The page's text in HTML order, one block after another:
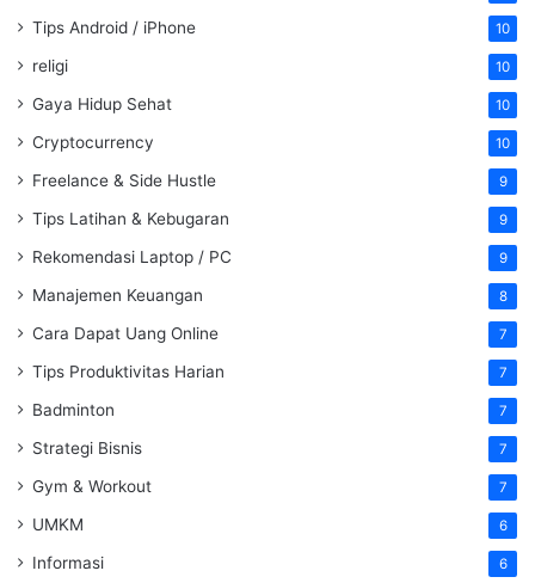
Tips Android / iPhone 10
religi 10
Gaya Hidup Sehat 10
Cryptocurrency 10
Freelance & Side Hustle 9
Tips Latihan & Kebugaran 9
Rekomendasi Laptop / PC 9
Manajemen Keuangan 8
Cara Dapat Uang Online 7
Tips Produktivitas Harian 7
Badminton 7
Strategi Bisnis 7
Gym & Workout 7
UMKM 6
Informasi 6